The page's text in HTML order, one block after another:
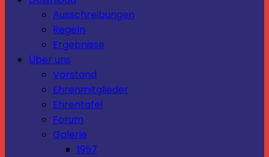
Ausschreibungen
Regeln
Ergebnisse
Über uns
Vorstand
Ehrenmitglieder
Ehrentafel
Forum
Galerie
1957